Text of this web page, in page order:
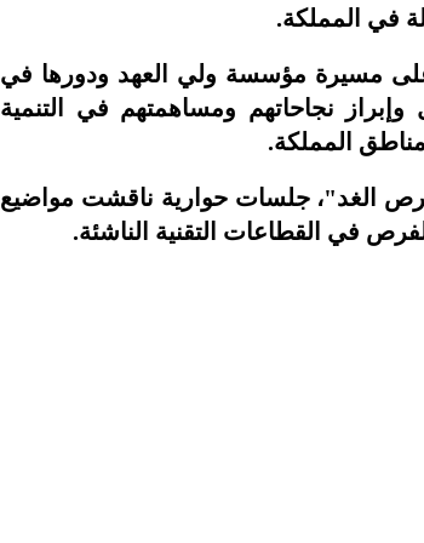
في المملكة.
مسيرة مؤسسة ولي العهد ودورها في
نجاحاتهم ومساهمتهم في التنمية
الغد"، جلسات حوارية ناقشت مواضيع
في القطاعات التقنية الناشئة.